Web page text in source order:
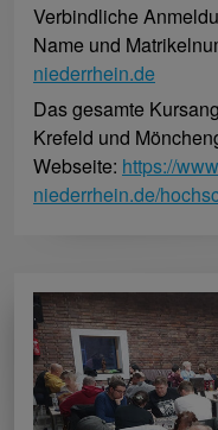
Verbindliche
Name und
niederrhein.de
Das gesamte
Krefeld und
Webseite: https://
niederrhein.de/